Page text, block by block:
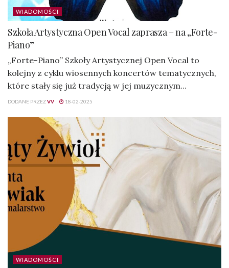
WIADOMOŚCI
Szkoła Artystyczna Open Vocal zaprasza – na „Forte-
Piano”
„Forte-Piano” Szkoły Artystycznej Open Vocal to
kolejny z cyklu wiosennych koncertów tematycznych,
które stały się już tradycją w jej muzycznym...
DODANE PRZEZVV 18-02-2025
WIADOMOŚCI